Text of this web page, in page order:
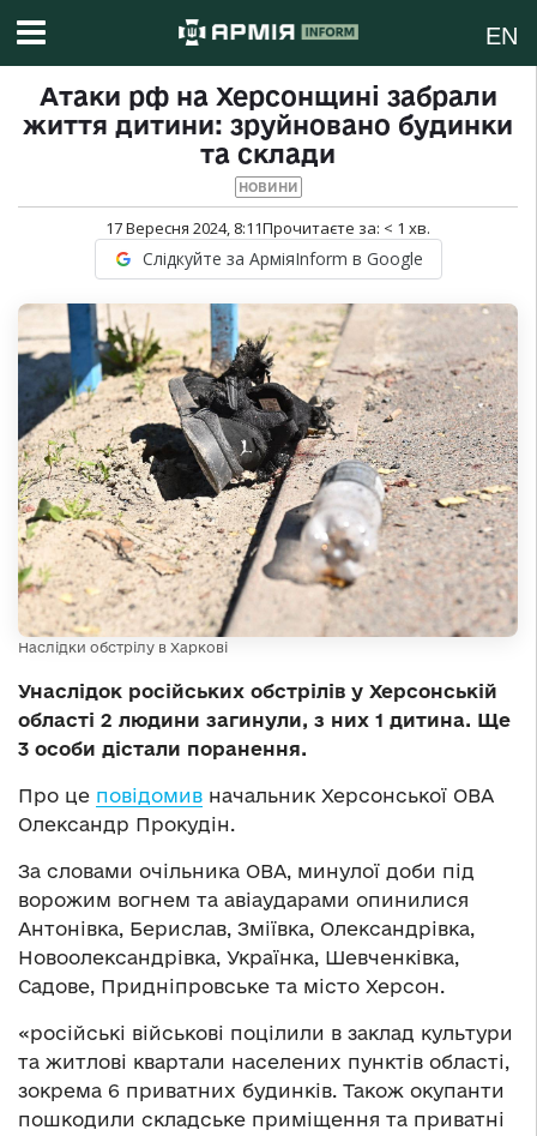
EN
Атаки рф на Херсонщині забрали
життя дитини: зруйновано будинки
та склади
НОВИНИ
17 Вересня 2024, 8:11Прочитаєте за: < 1 хв.
Слідкуйте за АрміяInform в Google
Наслідки обстрілу в Харкові
Унаслідок російських обстрілів у Херсонській
області 2 людини загинули, з них 1 дитина. Ще
3 особи дістали поранення.
Про це повідомив начальник Херсонської ОВА
Олександр Прокудін.
За словами очільника ОВА, минулої доби під
ворожим вогнем та авіаударами опинилися
Антонівка, Берислав, Зміївка, Олександрівка,
Новоолександрівка, Українка, Шевченківка,
Садове, Придніпровське та місто Херсон.
«російські військові поцілили в заклад культури
та житлові квартали населених пунктів області,
зокрема 6 приватних будинків. Також окупанти
пошкодили складське приміщення та приватні